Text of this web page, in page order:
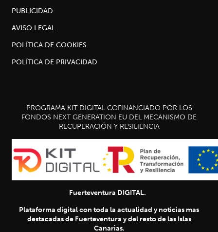
PUBLICIDAD
AVISO LEGAL
POLÍTICA DE COOKIES
POLÍTICA DE PRIVACIDAD
PROGRAMA KIT DIGITAL COFINANCIADO POR LOS
FONDOS NEXT GENERATION EU DEL MECANISMO DE
RECUPERACIÓN Y RESILIENCIA
Fuerteventura DIGITAL.
Plataforma digital con toda la actualidad y noticias mas
destacadas de Fuerteventura y del resto de las Islas
Canarias.